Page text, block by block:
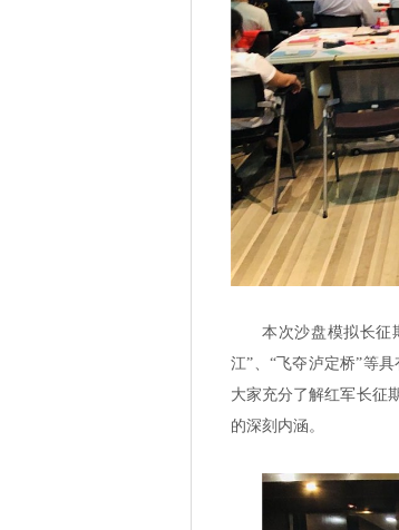
本次沙盘模拟长征
江”、“飞夺泸定桥”等
大家充分了解红军长征
的深刻内涵。